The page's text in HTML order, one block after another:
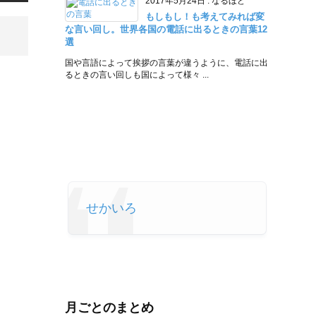
もしもし！も考えてみれば変
な言い回し。世界各国の電話に出るときの言葉12
選
国や言語によって挨拶の言葉が違うように、電話に出
るときの言い回しも国によって様々 ...
せかいろ
月ごとのまとめ